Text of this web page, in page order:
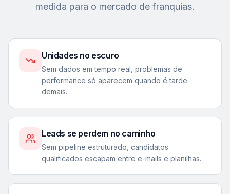
medida para o mercado de franquias.
Unidades no escuro
Sem dados em tempo real, problemas de
performance só aparecem quando é tarde
demais.
Leads se perdem no caminho
Sem pipeline estruturado, candidatos
qualificados escapam entre e-mails e planilhas.